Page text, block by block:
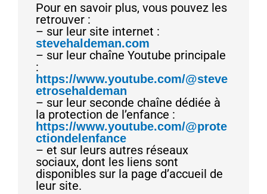
Pour en savoir plus, vous pouvez les
retrouver :
– sur leur site internet :
stevehaldeman.com
– sur leur chaîne Youtube principale
:
https://www.youtube.com/@steve
etrosehaldeman
– sur leur seconde chaîne dédiée à
la protection de l’enfance :
https://www.youtube.com/@prote
ctiondelenfance
– et sur leurs autres réseaux
sociaux, dont les liens sont
disponibles sur la page d’accueil de
leur site.